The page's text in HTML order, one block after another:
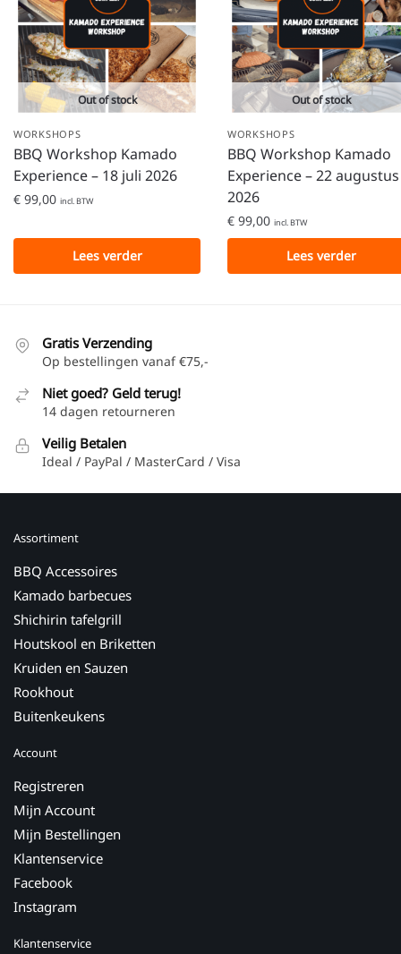
Out of stock
WORKSHOPS
BBQ Workshop Kamado
Experience – 18 juli 2026
€ 99,00 incl. BTW
Lees verder
Out of stock
WORKSHOPS
BBQ Workshop Kamado
Experience – 22 augustus
2026
€ 99,00 incl. BTW
Lees verder
Gratis Verzending
Op bestellingen vanaf €75,-
Niet goed? Geld terug!
14 dagen retourneren
Veilig Betalen
Ideal / PayPal / MasterCard / Visa
Assortiment
BBQ Accessoires
Kamado barbecues
Shichirin tafelgrill
Houtskool en Briketten
Kruiden en Sauzen
Rookhout
Buitenkeukens
Account
Registreren
Mijn Account
Mijn Bestellingen
Klantenservice
Facebook
Instagram
Klantenservice